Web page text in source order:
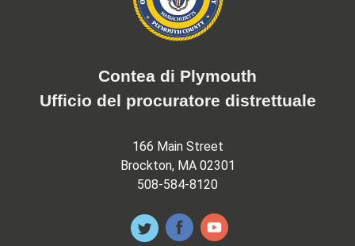
Contea di Plymouth
Ufficio del procuratore distrettuale
166 Main Street
Brockton, MA 02301
508-584-8120